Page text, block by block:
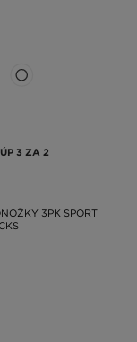
3 ZA 2
3PK SPORT